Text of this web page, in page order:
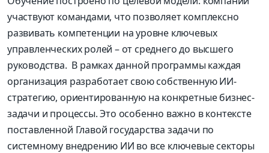
участвуют командами, что позволяет комплексно
развивать компетенции на уровне ключевых
управленческих ролей – от среднего до высшего
руководства. В рамках данной программы каждая
организация разработает свою собственную ИИ-
стратегию, ориентированную на конкретные бизнес-
задачи и процессы. Это особенно важно в контексте
поставленной Главой государства задачи по
системному внедрению ИИ во все ключевые секторы